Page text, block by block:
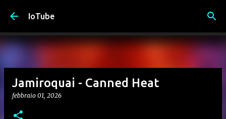
IoTube
Jamiroquai - Canned Heat
febbraio 01, 2026